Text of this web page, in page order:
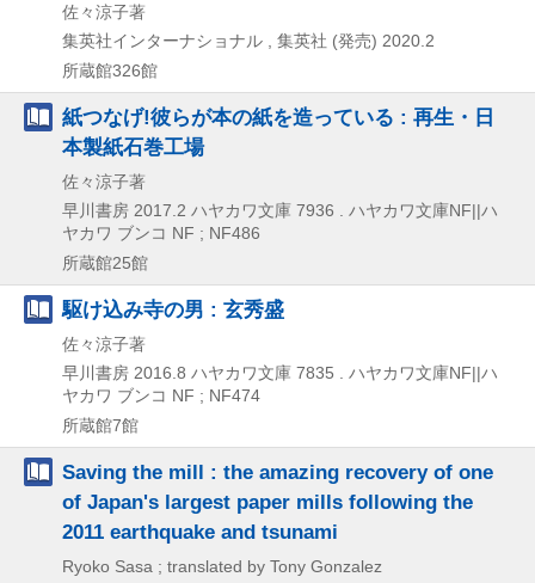
佐々涼子著
集英社インターナショナル , 集英社 (発売) 2020.2
所蔵館326館
紙つなげ!彼らが本の紙を造っている : 再生・日
本製紙石巻工場
佐々涼子著
早川書房 2017.2 ハヤカワ文庫 7936 . ハヤカワ文庫NF||ハ
ヤカワ ブンコ NF ; NF486
所蔵館25館
駆け込み寺の男 : 玄秀盛
佐々涼子著
早川書房 2016.8 ハヤカワ文庫 7835 . ハヤカワ文庫NF||ハ
ヤカワ ブンコ NF ; NF474
所蔵館7館
Saving the mill : the amazing recovery of one
of Japan's largest paper mills following the
2011 earthquake and tsunami
Ryoko Sasa ; translated by Tony Gonzalez